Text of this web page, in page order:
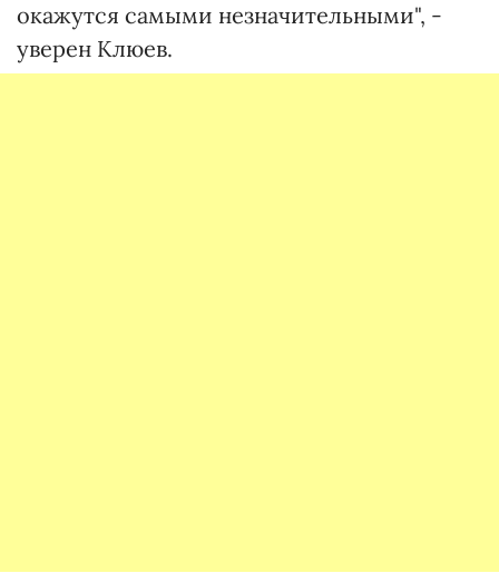
окажутся самыми незначительными", -
уверен Клюев.